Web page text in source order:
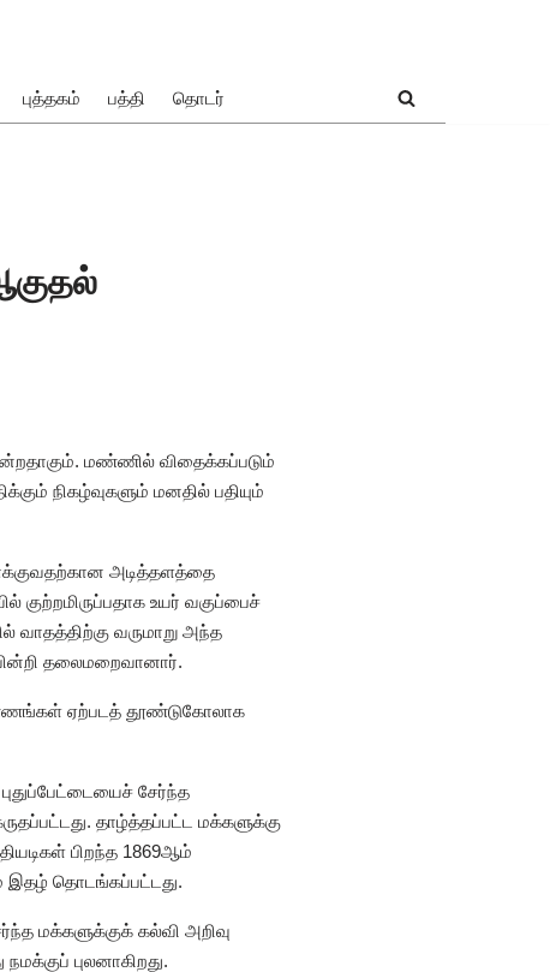
புத்தகம் பத்தி தொடர்
மண்ணில் விதைக்கப்படும்
நிகழ்வுகளும் மனதில் பதியும்
அடித்தளத்தை
உயர் வகுப்பைச்
வாதத்திற்கு வருமாறு அந்த
தலைமறைவானார்.
ஏற்படத் தூண்டுகோலாக
சேர்ந்த
தாழ்த்தப்பட்ட மக்களுக்கு
பிறந்த 1869ஆம்
இதழ் தொடங்கப்பட்டது.
மக்களுக்குக் கல்வி அறிவு
புலனாகிறது.